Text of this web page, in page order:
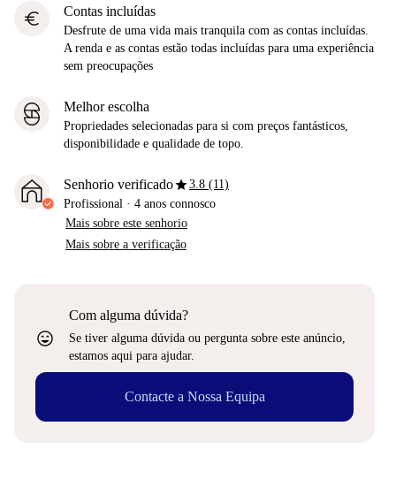
euro Contas incluídas
Desfrute de uma vida mais tranquila com as contas incluídas.
A renda e as contas estão todas incluídas para uma experiência
sem preocupações
Melhor escolha
Propriedades selecionadas para si com preços fantásticos,
disponibilidade e qualidade de topo.
Senhorio verificadostar3.8 (11)
Profissional · 4 anos connosco
Mais sobre este senhorio
Mais sobre a verificação
sentiment_very_satisfied
Com alguma dúvida?
Se tiver alguma dúvida ou pergunta sobre este anúncio,
estamos aqui para ajudar.
Contacte a Nossa Equipa